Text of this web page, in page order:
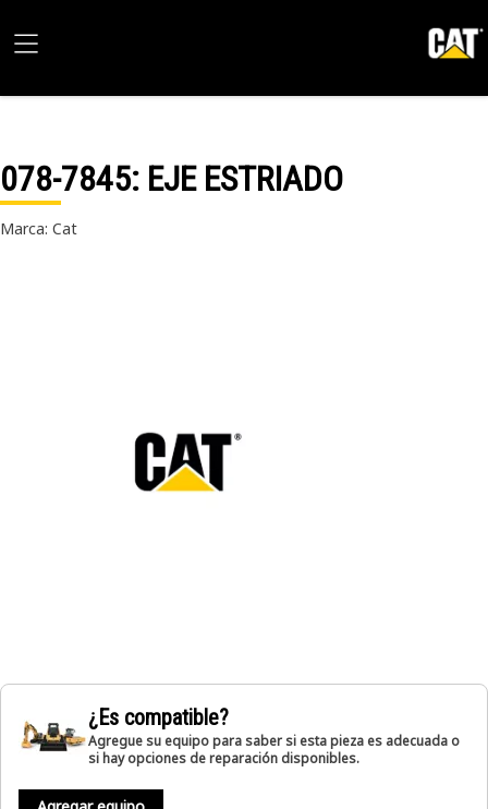
078-7845: EJE ESTRIADO
Marca: Cat
¿Es compatible?
Agregue su equipo para saber si esta pieza es adecuada o
si hay opciones de reparación disponibles.